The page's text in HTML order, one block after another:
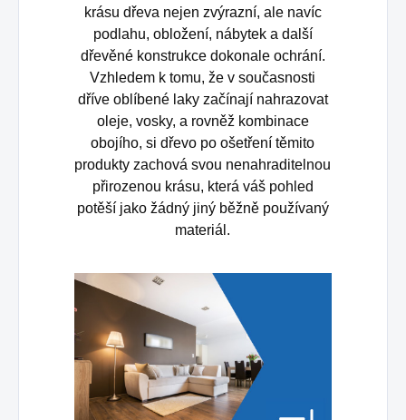
krásu dřeva nejen zvýrazní, ale navíc
podlahu, obložení, nábytek a další
dřevěné konstrukce dokonale ochrání.
Vzhledem k tomu, že v současnosti
dříve oblíbené laky začínají nahrazovat
oleje, vosky, a rovněž kombinace
obojího, si dřevo po ošetření těmito
produkty zachová svou nenahraditelnou
přirozenou krásu, která váš pohled
potěší jako žádný jiný běžně používaný
materiál.